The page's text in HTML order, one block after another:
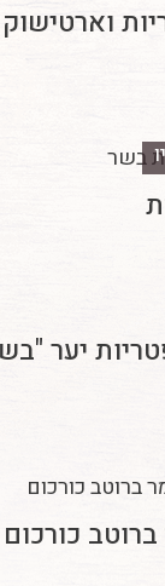
יער
כורכום